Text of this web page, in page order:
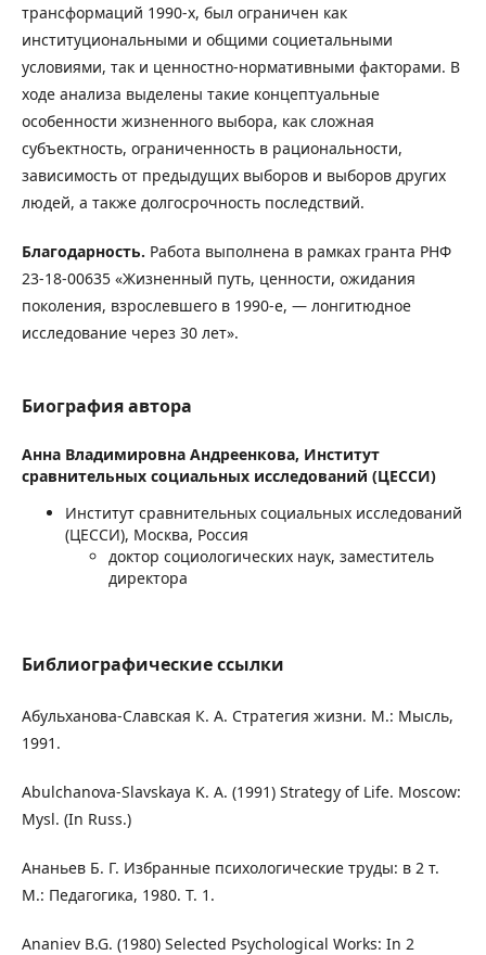
трансформаций 1990-х, был ограничен как
институциональными и общими социетальными
условиями, так и ценностно-нормативными факторами. В
ходе анализа выделены такие концептуальные
особенности жизненного выбора, как сложная
субъектность, ограниченность в рациональности,
зависимость от предыдущих выборов и выборов других
людей, а также долгосрочность последствий.
Благодарность. Работа выполнена в рамках гранта РНФ
23-18-00635 «Жизненный путь, ценности, ожидания
поколения, взрослевшего в 1990-е, ― лонгитюдное
исследование через 30 лет».
Биография автора
Анна Владимировна Андреенкова, Институт
сравнительных социальных исследований (ЦЕССИ)
Институт сравнительных социальных исследований
(ЦЕССИ), Москва, Россия
доктор социологических наук, заместитель
директора
Библиографические ссылки
Абульханова-Славская К. А. Стратегия жизни. М.: Мысль,
1991.
Abulchanova-Slavskaya K. A. (1991) Strategy of Life. Moscow:
Mysl. (In Russ.)
Ананьев Б. Г. Избранные психологические труды: в 2 т.
М.: Педагогика, 1980. Т. 1.
Ananiev B.G. (1980) Selected Psychological Works: In 2